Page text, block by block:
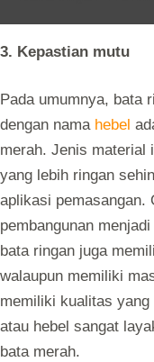
3. Kepastian mutu
Pada umumnya, bata
dengan nama hebel
merah. Jenis material
yang lebih ringan
aplikasi pemasangan.
pembangunan
bata ringan juga
walaupun memiliki
memiliki kualitas
atau hebel sangat
bata merah.